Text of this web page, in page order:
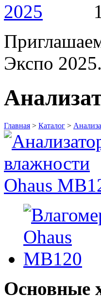
Экспо
Главная > Каталог >
Основные